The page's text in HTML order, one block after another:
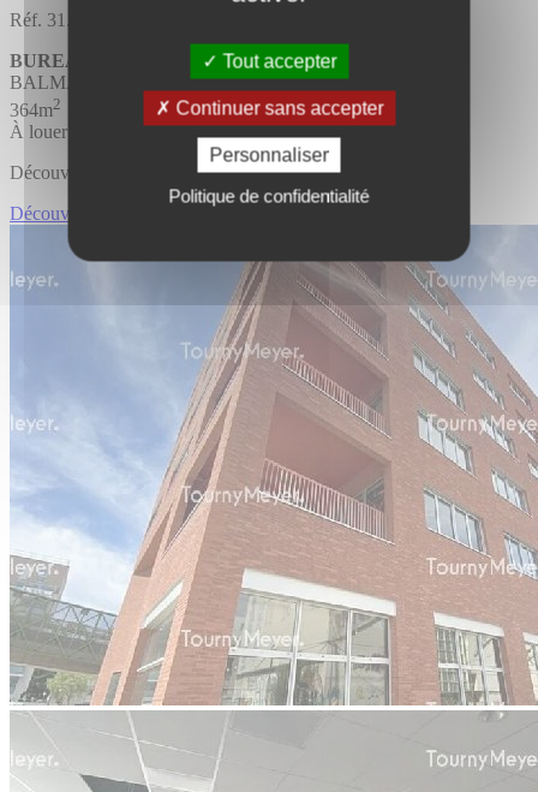
Tout accepter
Continuer sans accepter
Personnaliser
Politique de confidentialité
Réf. 31.3187
BUREAUX
BALMA
364m2
À louer
Découvrir l'offre
Découvrir BUREAUX